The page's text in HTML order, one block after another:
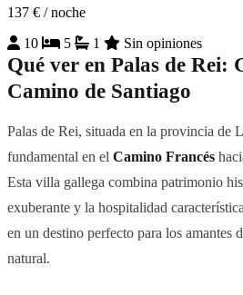
137 € / noche
10
5 1 Sin opiniones
Qué ver en Palas de Rei:
Camino de Santiago
Palas de Rei, situada en la provincia de
fundamental en el Camino Francés
Esta villa gallega combina patrimonio
exuberante y la hospitalidad
en un destino perfecto para los amantes
natural.